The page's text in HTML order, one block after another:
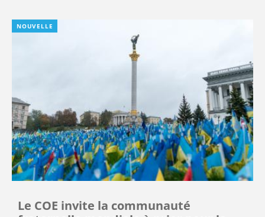
NOUVELLE
Le COE invite la communauté